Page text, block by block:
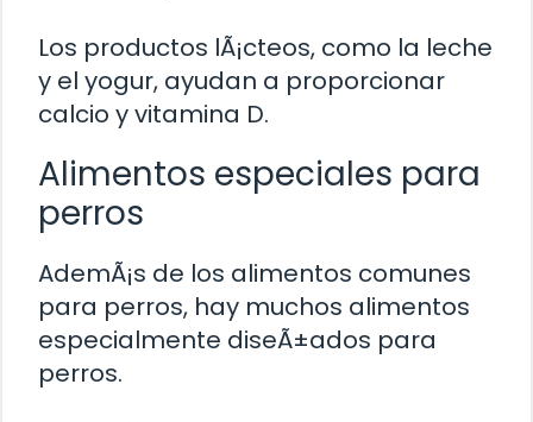
Los productos lÃ¡cteos, como la leche
y el yogur, ayudan a proporcionar
calcio y vitamina D.
Alimentos especiales para
perros
AdemÃ¡s de los alimentos comunes
para perros, hay muchos alimentos
especialmente diseÃ±ados para
perros.